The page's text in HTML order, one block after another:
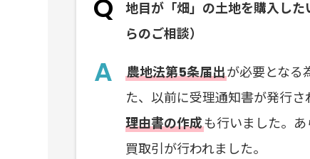
地目が「畑」の土地を購入し
らのご相談）
農地法第5条届出が必要となる
た、以前に受理通知書が発行
理由書の作成も行いました。
買取引が行われました。